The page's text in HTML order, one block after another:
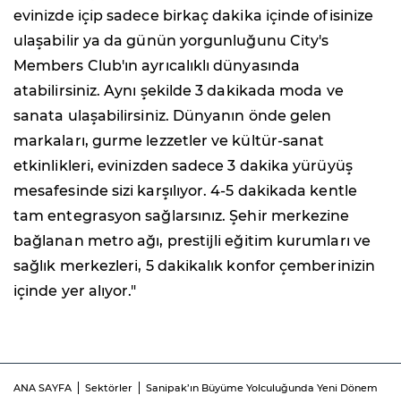
evinizde içip sadece birkaç dakika içinde ofisinize
ulaşabilir ya da günün yorgunluğunu City's
Members Club'ın ayrıcalıklı dünyasında
atabilirsiniz. Aynı şekilde 3 dakikada moda ve
sanata ulaşabilirsiniz. Dünyanın önde gelen
markaları, gurme lezzetler ve kültür-sanat
etkinlikleri, evinizden sadece 3 dakika yürüyüş
mesafesinde sizi karşılıyor. 4-5 dakikada kentle
tam entegrasyon sağlarsınız. Şehir merkezine
bağlanan metro ağı, prestijli eğitim kurumları ve
sağlık merkezleri, 5 dakikalık konfor çemberinizin
içinde yer alıyor."
ANA SAYFA Sektörler Sanipak’ın Büyüme Yolculuğunda Yeni Dönem